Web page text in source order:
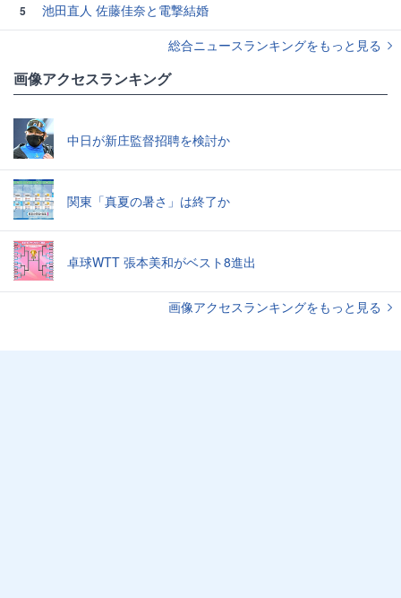
5
池田直人 佐藤佳奈と電撃結婚
総合ニュースランキングをもっと見る
画像アクセスランキング
中日が新庄監督招聘を検討か
関東「真夏の暑さ」は終了か
卓球WTT 張本美和がベスト8進出
画像アクセスランキングをもっと見る